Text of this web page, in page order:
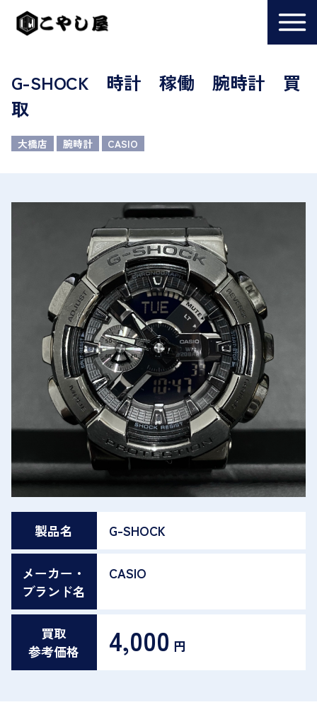
G-SHOCK 時計 稼働 腕時計 買
取
大橋店 腕時計 CASIO
製品名 G-SHOCK
メーカー・
ブランド名
CASIO
買取
参考価格
4,000 円